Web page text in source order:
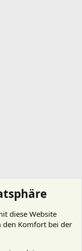
diese Website
Komfort bei der